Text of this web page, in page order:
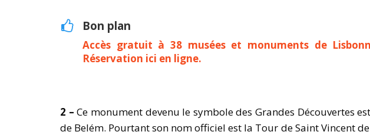
Bon plan
Accès gratuit à 38 musées et monuments de
Réservation ici en ligne.
2 –Ce monument devenu le symbole des Grandes Découvertes
de Belém. Pourtant son nom officiel est la Tour de Saint Vincent